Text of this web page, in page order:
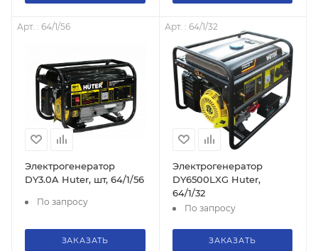
Арт. : 64/1/56
Электрогенератор
DY3.0A Huter, шт, 64/1/56
По запросу
ЗАКАЗАТЬ
Арт. : 64/1/32
Электрогенератор
DY6500LXG Huter,
64/1/32
По запросу
ЗАКАЗАТЬ